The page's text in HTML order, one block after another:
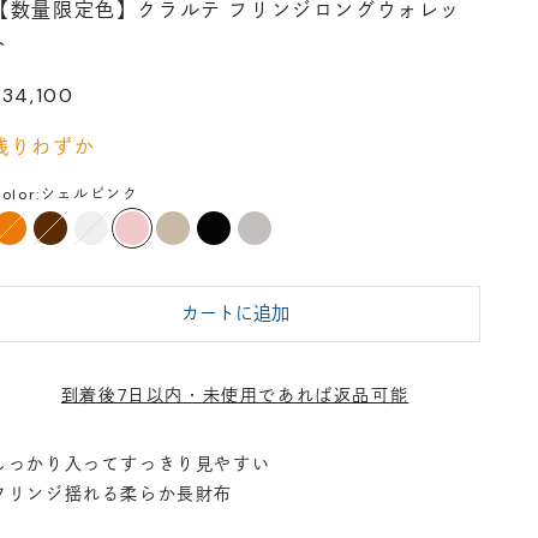
数量限定色】クラルテ フリンジロングウォレッ
ール価格
りわずか
シェルピンク
パーシモンオレンジ
トリュフブラウン
ホワイトサンド
シェルピンク
サンドブラックアッシュグレー
カートに追加
到着後7日以内・未使用であれば返品可能
っかり入ってすっきり見やすい
リンジ揺れる柔らか長財布